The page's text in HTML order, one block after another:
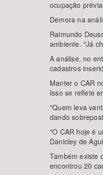
ocupação
Demora na
Raimundo
ambiente. "Já
A análise, no
cadastros
Manter o CAR
Isso se reflete
"Quem leva
dando
"O CAR hoje é
Danicley de
Também existe
encontrou 20